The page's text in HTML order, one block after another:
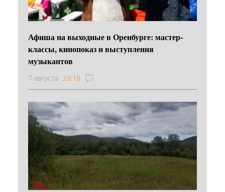
Афиша на выходные в Оренбурге: мастер-
классы, кинопоказ и выступления
музыкантов
7 августа 23:18